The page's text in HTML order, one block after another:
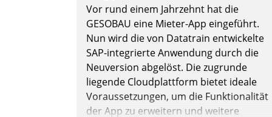
Vor rund einem Jahrzehnt hat die
GESOBAU eine Mieter-App eingeführt.
Nun wird die von Datatrain entwickelte
SAP-integrierte Anwendung durch die
Neuversion abgelöst. Die zugrunde
liegende Cloudplattform bietet ideale
Voraussetzungen, um die Funktionalität
der App zu erweitern und weitere